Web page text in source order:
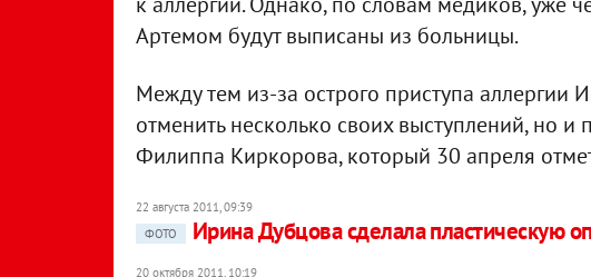
Артемом будут выписаны из больницы.
Между тем из-за острого приступа аллергии
отменить несколько своих выступлений, но и
Филиппа Киркорова, который 30 апреля
22 августа 2011, 09:39
ФОТО
Ирина Дубцова сделала пластическую
20 октября 2011, 10:19